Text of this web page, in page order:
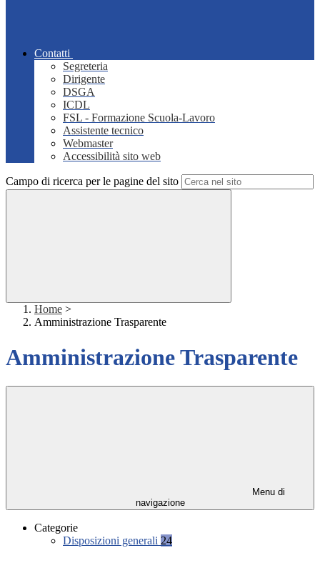
Contatti
Segreteria
Dirigente
DSGA
ICDL
FSL - Formazione Scuola-Lavoro
Assistente tecnico
Webmaster
Accessibilità sito web
Campo di ricerca per le pagine del sito
Home >
Amministrazione Trasparente
Amministrazione Trasparente
Menu di
navigazione
Categorie
Disposizioni generali 24